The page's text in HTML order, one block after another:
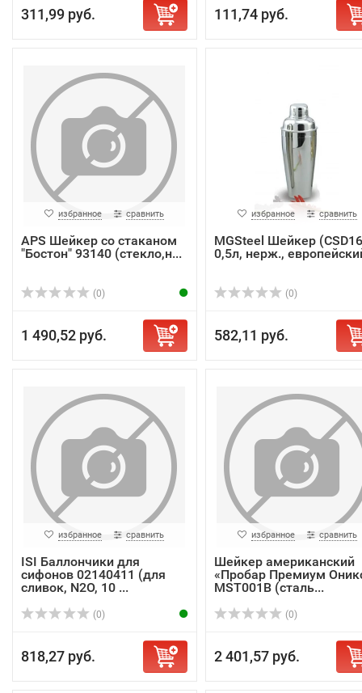
311,99 руб. 111,74 руб.
избранное сравнить
APS Шейкер cо стаканом
"Бостон" 93140 (стекло,н...
(0)
1 490,52 руб.
избранное сравнить
MGSteel Шейкер
0,5л, нерж.,
(0)
582,11 руб.
избранное сравнить
ISI Баллончики для
сифонов 02140411 (для
сливок, N2О, 10 ...
(0)
818,27 руб.
избранное сравнить
Шейкер американский
«Пробар Премиум
MST001B (сталь...
(0)
2 401,57 руб.